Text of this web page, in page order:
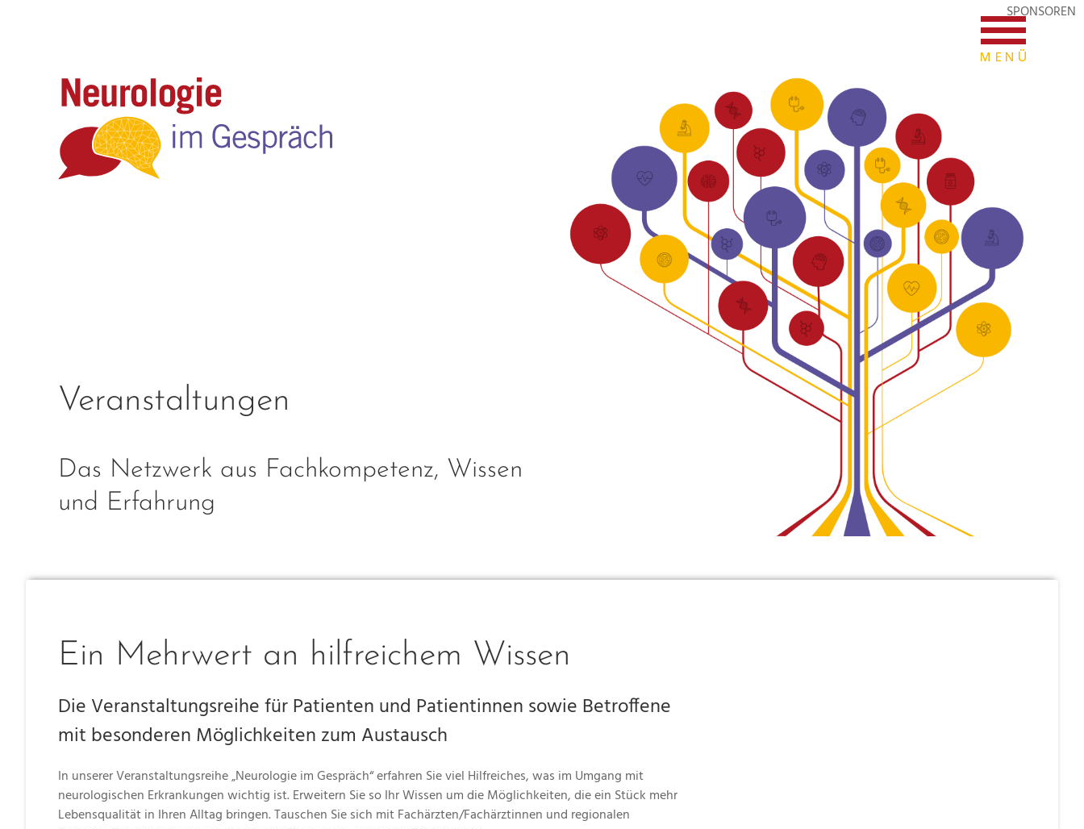
Veranstaltungen
Das Netzwerk aus Fachkompetenz, Wissen
und Erfahrung
Ein Mehrwert an hilfreichem Wissen
Die Veranstaltungsreihe für Patienten und Patientinnen sowie Betroffene
mit besonderen Möglichkeiten zum Austausch
In unserer Veranstaltungsreihe „Neurologie im Gespräch“ erfahren Sie viel Hilfreiches, was im Umgang mit
neurologischen Erkrankungen wichtig ist. Erweitern Sie so Ihr Wissen um die Möglichkeiten, die ein Stück mehr
Lebensqualität in Ihren Alltag bringen. Tauschen Sie sich mit Fachärzten/Fachärztinnen und regionalen
SPONSOREN